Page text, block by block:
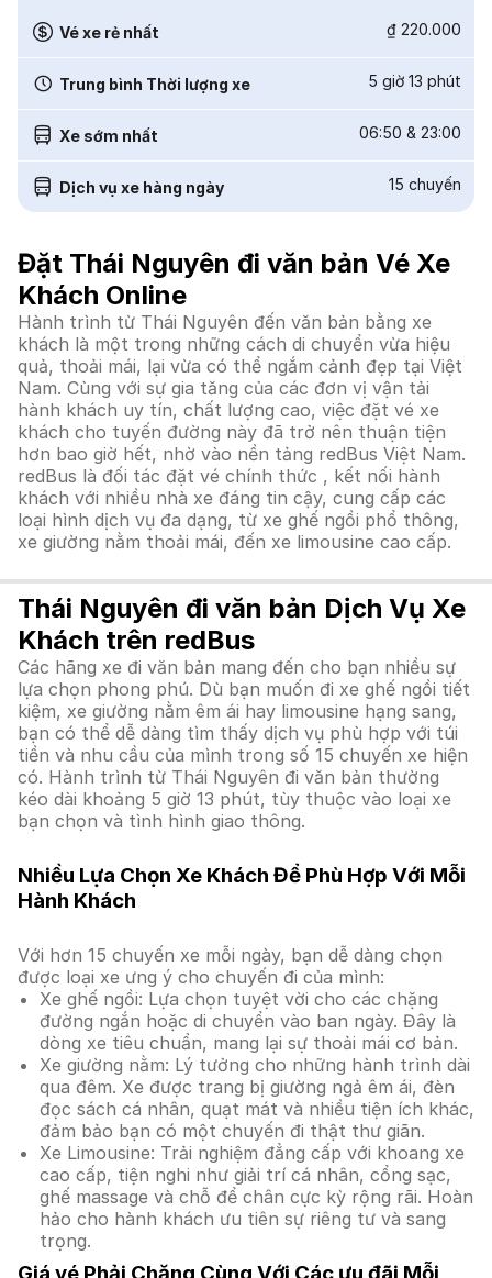
Vé xe rẻ nhất ₫ 220.000
Trung bình Thời lượng xe 5 giờ 13 phút
Xe sớm nhất 06:50 & 23:00
Dịch vụ xe hàng ngày 15 chuyến
Đặt Thái Nguyên đi văn bản Vé Xe
Khách Online
Hành trình từ Thái Nguyên đến văn bản bằng xe
khách là một trong những cách di chuyển vừa hiệu
quả, thoải mái, lại vừa có thể ngắm cảnh đẹp tại Việt
Nam. Cùng với sự gia tăng của các đơn vị vận tải
hành khách uy tín, chất lượng cao, việc đặt vé xe
khách cho tuyến đường này đã trở nên thuận tiện
hơn bao giờ hết, nhờ vào nền tảng redBus Việt Nam.
redBus là đối tác đặt vé chính thức , kết nối hành
khách với nhiều nhà xe đáng tin cậy, cung cấp các
loại hình dịch vụ đa dạng, từ xe ghế ngồi phổ thông,
xe giường nằm thoải mái, đến xe limousine cao cấp.
Thái Nguyên đi văn bản Dịch Vụ Xe
Khách trên redBus
Các hãng xe đi văn bản mang đến cho bạn nhiều sự
lựa chọn phong phú. Dù bạn muốn đi xe ghế ngồi tiết
kiệm, xe giường nằm êm ái hay limousine hạng sang,
bạn có thể dễ dàng tìm thấy dịch vụ phù hợp với túi
tiền và nhu cầu của mình trong số 15 chuyến xe hiện
có. Hành trình từ Thái Nguyên đi văn bản thường
kéo dài khoảng 5 giờ 13 phút, tùy thuộc vào loại xe
bạn chọn và tình hình giao thông.
Nhiều Lựa Chọn Xe Khách Để Phù Hợp Với Mỗi
Hành Khách
Với hơn 15 chuyến xe mỗi ngày, bạn dễ dàng chọn
được loại xe ưng ý cho chuyến đi của mình:
Xe ghế ngồi: Lựa chọn tuyệt vời cho các chặng
đường ngắn hoặc di chuyển vào ban ngày. Đây là
dòng xe tiêu chuẩn, mang lại sự thoải mái cơ bản.
Xe giường nằm: Lý tưởng cho những hành trình dài
qua đêm. Xe được trang bị giường ngả êm ái, đèn
đọc sách cá nhân, quạt mát và nhiều tiện ích khác,
đảm bảo bạn có một chuyến đi thật thư giãn.
Xe Limousine: Trải nghiệm đẳng cấp với khoang xe
cao cấp, tiện nghi như giải trí cá nhân, cổng sạc,
ghế massage và chỗ để chân cực kỳ rộng rãi. Hoàn
hảo cho hành khách ưu tiên sự riêng tư và sang
trọng.